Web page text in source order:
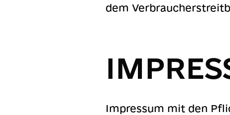
dem
Impressum mit den